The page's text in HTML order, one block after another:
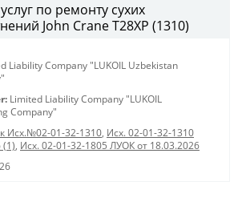
по ремонту сухих
John Crane T28XP (1310)
Liability Company "LUKOIL Uzbekistan
Limited Liability Company "LUKOIL
Company"
Исх.№02-01-32-1310, Исх. 02-01-32-1310
(1), Исх. 02-01-32-1805 ЛУОК от 18.03.2026